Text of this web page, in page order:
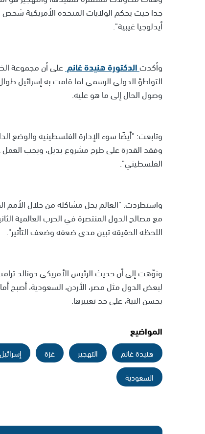
جدا حيث يحكم الولايات المتحدة الأمريكية
أيدلوجيا غيبية".
وأكدتالدكتورة هنيدة غانم على أن مجموعة
التواطؤ الدولي الرسمي لما قامت به
وصول الحال إلى ما هو عليه.
وفقد القدرة على طرح مشروع بديل، ويجب العمل
الفلسطيني".
واستطردت: "العالم يحل مشاكله من خلال الأمم
مع مصالح الدول المنتصرة في الحرب العالمية
اللحظة الحقيقة تبين مدى ضعفه وضعف التأثير".
ونوّهت إلى أن حديث الرئيس الأمريكي دونالد
لبعض الدول مثل مصر، الأردن، السعودية، أصبح
بحسن النية، على حد تعبيرها.
المواضيع
هنيدة غانم التهجير غزة إسرائيل
السعودية